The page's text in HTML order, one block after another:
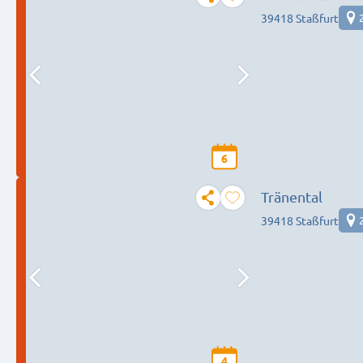
6
39418 Staßfurt
Tränental
39418 Staßfurt